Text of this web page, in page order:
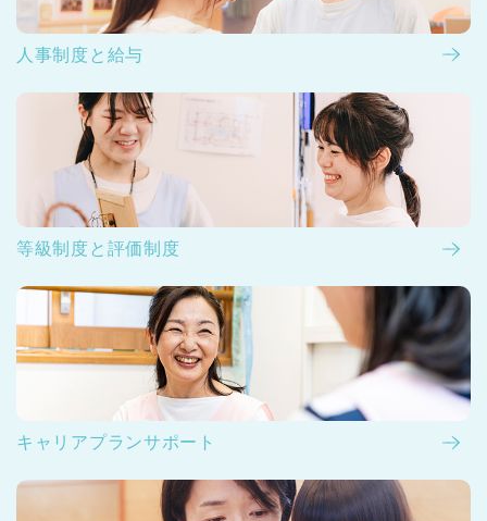
人事制度と給与
等級制度と評価制度
キャリアプランサポート